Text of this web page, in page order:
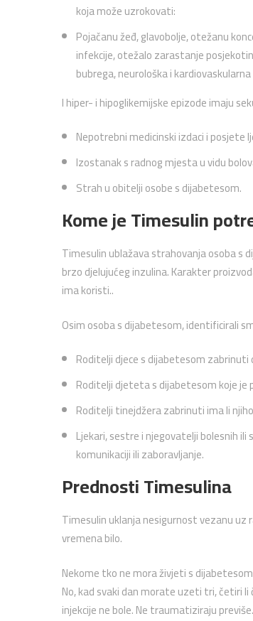
koja može uzrokovati:
Pojačanu žeđ, glavobolje, otežanu
infekcije, otežalo zarastanje
bubrega, neurološka i
I hiper- i hipoglikemijske epizode imaju
Nepotrebni medicinski izdaci i posjete
Izostanak s radnog mjesta u vidu
Strah u obitelji osobe s dijabetesom.
Kome je Timesulin
Timesulin ublažava strahovanja osoba s
brzo djelujućeg inzulina. Karakter
ima koristi..
Osim osoba s dijabetesom, identificirali
Roditelji djece s dijabetesom
Roditelji djeteta s dijabetesom koje je
Roditelji tinejdžera zabrinuti ima li
Ljekari, sestre i njegovatelji bolesnih
komunikaciji ili zaboravljanje.
Prednosti Timesulina
Timesulin uklanja nesigurnost vezanu
vremena bilo.
Nekome tko ne mora živjeti s
No, kad svaki dan morate uzeti tri, četiri
injekcije ne bole. Ne traumatiziraju